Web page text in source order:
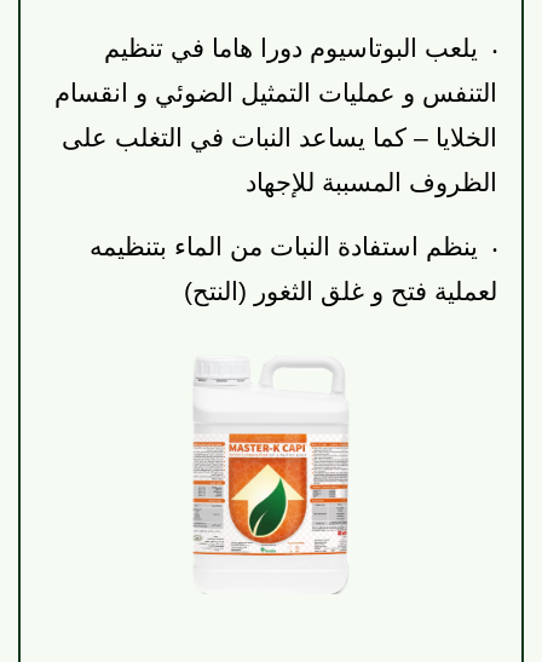
· يلعب البوتاسيوم دورا هاما في تنظيم
التنفس و عمليات التمثيل الضوئي و انقسام
الخلايا – كما يساعد النبات في التغلب على
الظروف المسببة للإجهاد
· ينظم استفادة النبات من الماء بتنظيمه
لعملية فتح و غلق الثغور (النتح)